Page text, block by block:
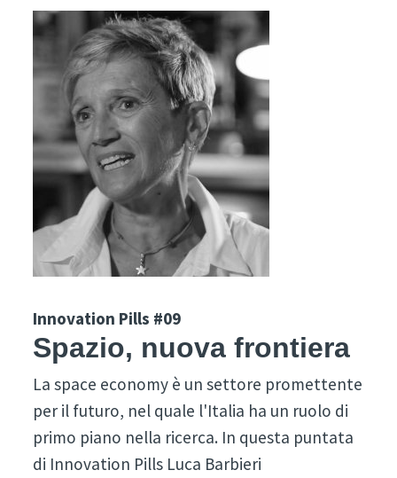
Innovation Pills #09
Spazio, nuova frontiera
La space economy è un settore promettente
per il futuro, nel quale l'Italia ha un ruolo di
primo piano nella ricerca. In questa puntata
di Innovation Pills Luca Barbieri